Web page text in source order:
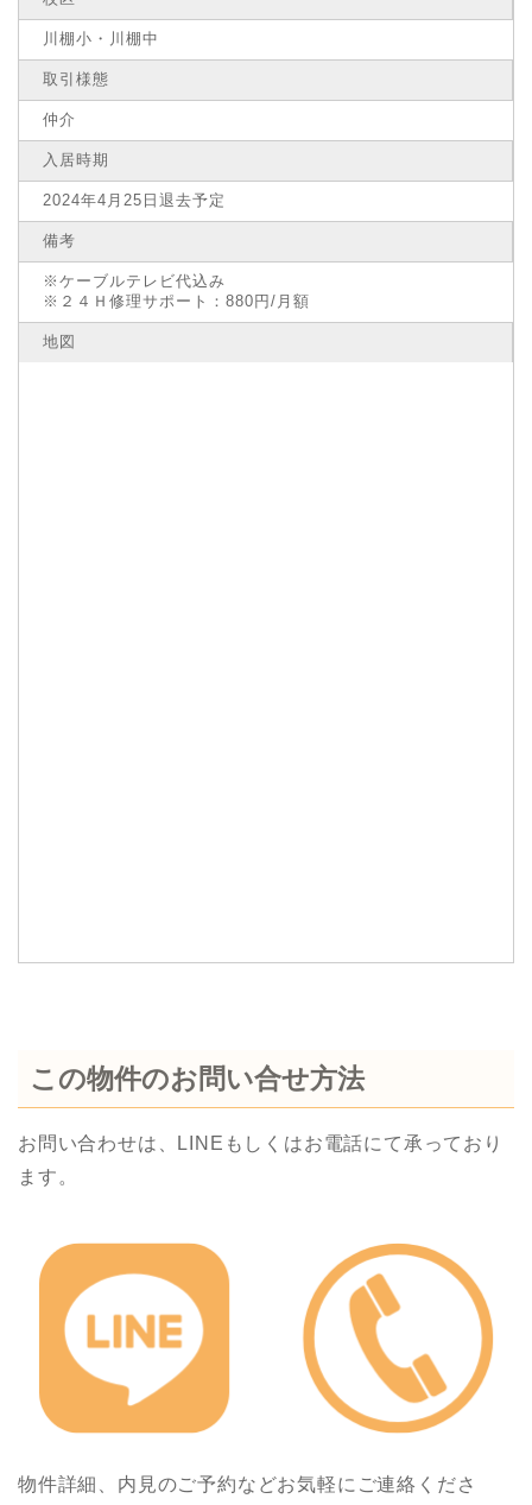
川棚小・川棚中
取引様態
仲介
入居時期
2024年4月25日退去予定
備考
※ケーブルテレビ代込み
※２４Ｈ修理サポート：880円/月額
地図
この物件のお問い合せ方法
お問い合わせは、LINEもしくはお電話にて承っており
ます。
物件詳細、内見のご予約などお気軽にご連絡くださ